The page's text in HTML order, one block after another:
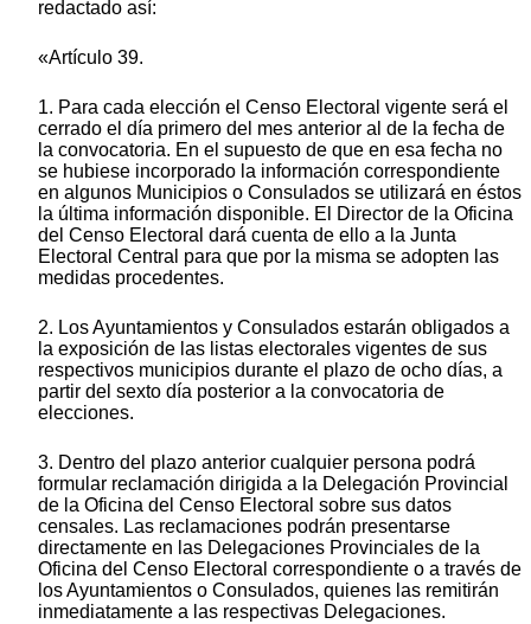
redactado así:
«Artículo 39.
1. Para cada elección el Censo Electoral vigente será el
cerrado el día primero del mes anterior al de la fecha de
la convocatoria. En el supuesto de que en esa fecha no
se hubiese incorporado la información correspondiente
en algunos Municipios o Consulados se utilizará en éstos
la última información disponible. El Director de la Oficina
del Censo Electoral dará cuenta de ello a la Junta
Electoral Central para que por la misma se adopten las
medidas procedentes.
2. Los Ayuntamientos y Consulados estarán obligados a
la exposición de las listas electorales vigentes de sus
respectivos municipios durante el plazo de ocho días, a
partir del sexto día posterior a la convocatoria de
elecciones.
3. Dentro del plazo anterior cualquier persona podrá
formular reclamación dirigida a la Delegación Provincial
de la Oficina del Censo Electoral sobre sus datos
censales. Las reclamaciones podrán presentarse
directamente en las Delegaciones Provinciales de la
Oficina del Censo Electoral correspondiente o a través de
los Ayuntamientos o Consulados, quienes las remitirán
inmediatamente a las respectivas Delegaciones.